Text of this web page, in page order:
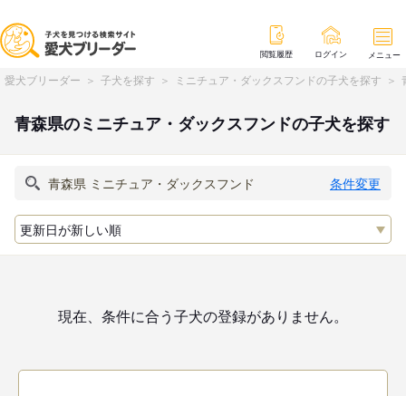
閲覧履歴 ログイン メニュー
愛犬ブリーダー 子犬を探す ミニチュア・ダックスフンドの子犬を探す
青森県のミニチュア・ダックスフンドの子犬を探す
条件変更
現在、条件に合う子犬の登録がありません。